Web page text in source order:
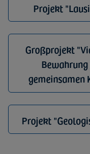
Projekt
Großprojekt
gemeinsamen
Projekt